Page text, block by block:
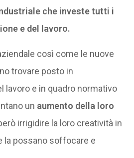
che investe tutti i
e del lavoro.
così come le nuove
trovare posto in
lavoro e in quadro normativo
un aumento della loro
irrigidire la loro creatività in
la possano soffocare e